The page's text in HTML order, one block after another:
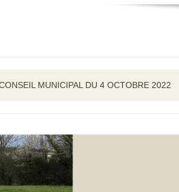
MUNICIPAL DU 4 OCTOBRE 2022